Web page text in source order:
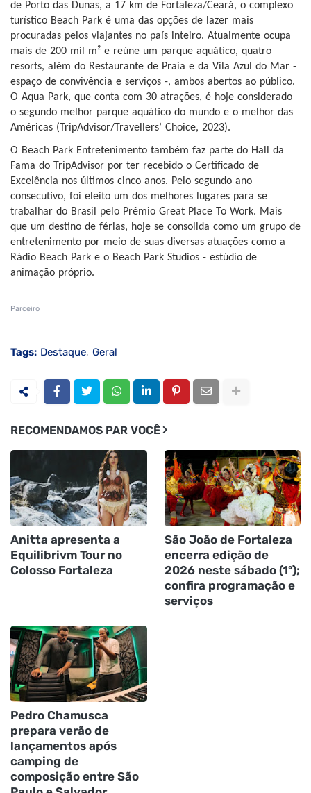
de Porto das Dunas, a 17 km de Fortaleza/Ceará, o complexo
turístico Beach Park é uma das opções de lazer mais
procuradas pelos viajantes no país inteiro. Atualmente ocupa
mais de 200 mil m² e reúne um parque aquático, quatro
resorts, além do Restaurante de Praia e da Vila Azul do Mar -
espaço de convivência e serviços -, ambos abertos ao público.
O Aqua Park, que conta com 30 atrações, é hoje considerado
o segundo melhor parque aquático do mundo e o melhor das
Américas (TripAdvisor/Travellers’ Choice, 2023).
O Beach Park Entretenimento também faz parte do Hall da
Fama do TripAdvisor por ter recebido o Certificado de
Excelência nos últimos cinco anos. Pelo segundo ano
consecutivo, foi eleito um dos melhores lugares para se
trabalhar do Brasil pelo Prêmio Great Place To Work. Mais
que um destino de férias, hoje se consolida como um grupo de
entretenimento por meio de suas diversas atuações como a
Rádio Beach Park e o Beach Park Studios - estúdio de
animação próprio.
Parceiro
Tags: Destaque Geral
RECOMENDAMOS PAR VOCÊ
Anitta apresenta a
Equilibrivm Tour no
Colosso Fortaleza
São João de Fortaleza
encerra edição de
2026 neste sábado (1º);
confira programação e
serviços
Pedro Chamusca
prepara verão de
lançamentos após
camping de
composição entre São